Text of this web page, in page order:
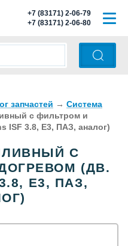
запчастей → Система
с фильтром и
ISF 3.8, E3, ПАЗ, аналог)
С
(ДВ.
E3, ПАЗ,
+7 (83171) 2-06-79
+7 (83171) 2-06-80